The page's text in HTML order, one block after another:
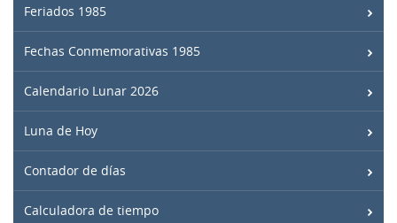
Feriados 1985
Fechas Conmemorativas 1985
Calendario Lunar 2026
Luna de Hoy
Contador de días
Calculadora de tiempo